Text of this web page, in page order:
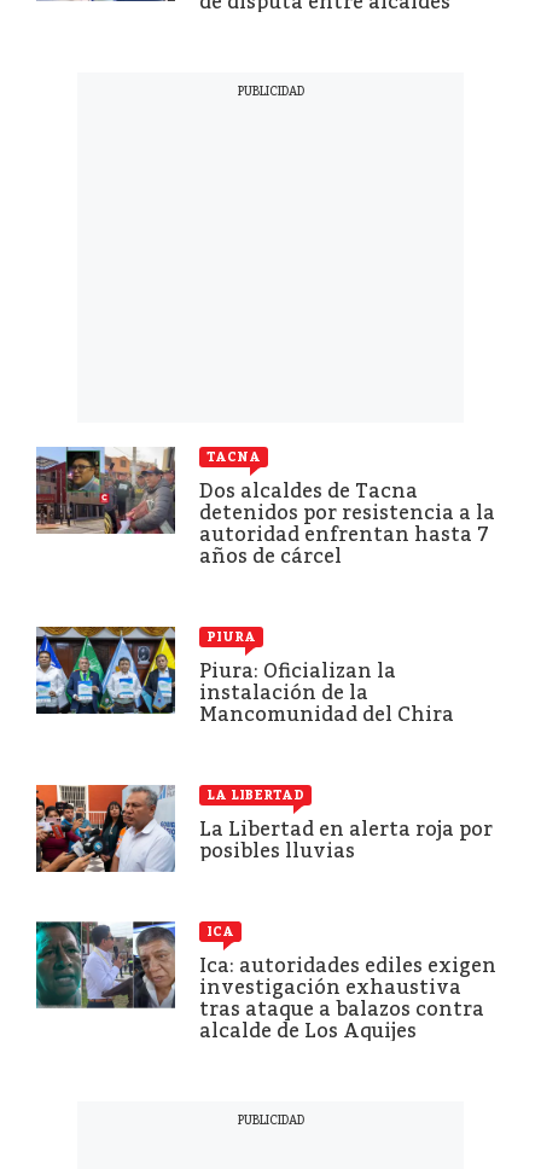
TACNA
Dos alcaldes de Tacna
detenidos por resistencia a la
autoridad enfrentan hasta 7
años de cárcel
PIURA
Piura: Oficializan la
instalación de la
Mancomunidad del Chira
LA LIBERTAD
La Libertad en alerta roja por
posibles lluvias
ICA
Ica: autoridades ediles exigen
investigación exhaustiva
tras ataque a balazos contra
alcalde de Los Aquijes